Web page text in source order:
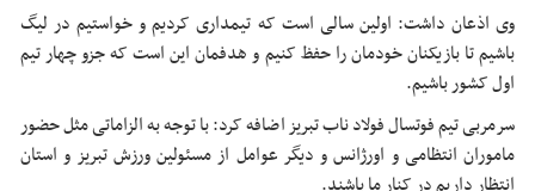
وی اذعان داشت: اولین سالی است که تیمداری کردیم و خواستیم در لیگ
باشیم تا بازیکنان خودمان را حفظ کنیم و هدفمان این است که جزو چهار تیم
اول کشور باشیم.
سرمربی تیم فوتسال فولاد ناب تبریز اضافه کرد: با توجه به الزاماتی مثل حضور
ماموران انتظامی و اورژانس و دیگر عوامل از مسئولین ورزش تبریز و استان